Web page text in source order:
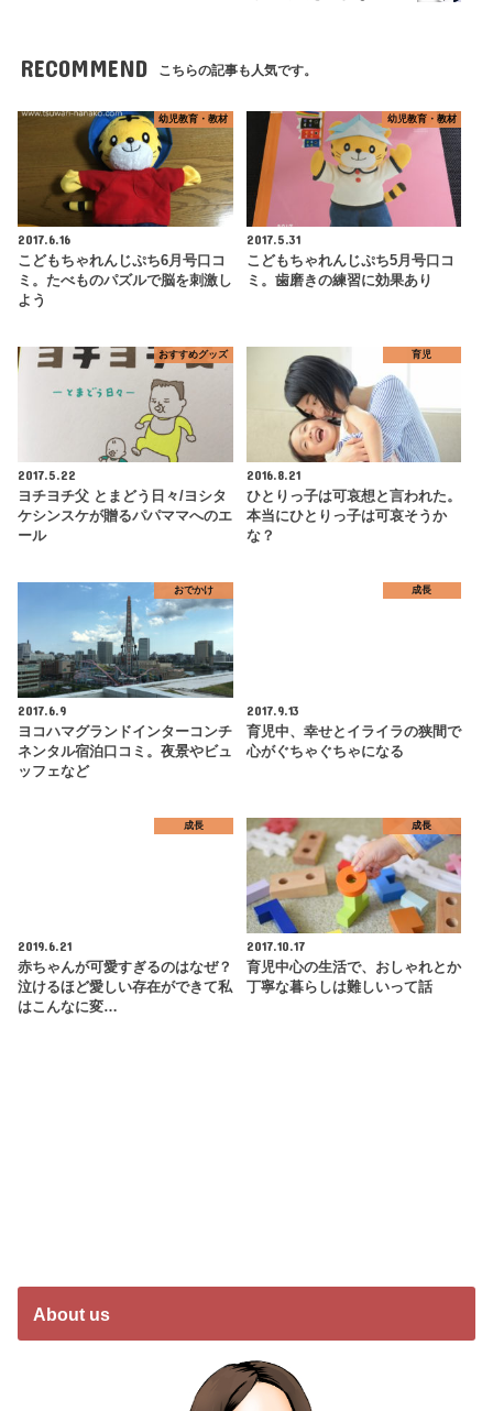
RECOMMEND こちらの記事も人気です。
幼児教育・教材
2017.6.16
こどもちゃれんじぷち6月号口コ
ミ。たべものパズルで脳を刺激し
よう
幼児教育・教材
2017.5.31
こどもちゃれんじぷち5月号口コ
ミ。歯磨きの練習に効果あり
おすすめグッズ
2017.5.22
ヨチヨチ父 とまどう日々/ヨシタ
ケシンスケが贈るパパママへのエ
ール
育児
2016.8.21
ひとりっ子は可哀想と言われた。
本当にひとりっ子は可哀そうか
な？
おでかけ
2017.6.9
ヨコハマグランドインターコンチ
ネンタル宿泊口コミ。夜景やビュ
ッフェなど
成長
2017.9.13
育児中、幸せとイライラの狭間で
心がぐちゃぐちゃになる
成長
2019.6.21
赤ちゃんが可愛すぎるのはなぜ？
泣けるほど愛しい存在ができて私
はこんなに変…
成長
2017.10.17
育児中心の生活で、おしゃれとか
丁寧な暮らしは難しいって話
About us